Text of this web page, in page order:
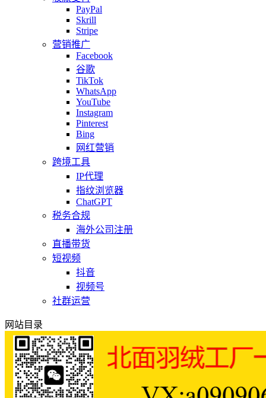
PayPal
Skrill
Stripe
营销推广
Facebook
谷歌
TikTok
WhatsApp
YouTube
Instagram
Pinterest
Bing
网红营销
跨境工具
IP代理
指纹浏览器
ChatGPT
税务合规
海外公司注册
直播带货
短视频
抖音
视频号
社群运营
网站目录